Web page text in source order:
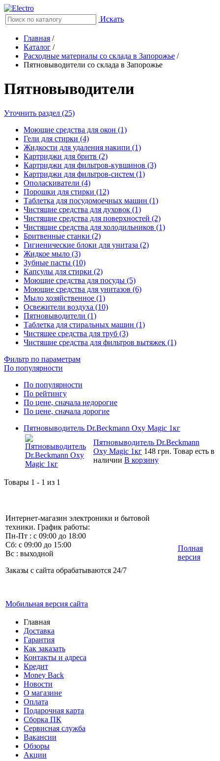
Искать
Главная /
Каталог /
Расходные материалы со склада в Запорожье /
Пятновыводители со склада в Запорожье
Пятновыводители
Уточнить раздел (25)
Моющие средства для окон (1)
Гели для стирки (4)
Жидкости для удаления накипи (1)
Картриджи для бритв (2)
Картриджи для фильтров-кувшинов (3)
Картриджи для фильтров-систем (1)
Ополаскиватели (4)
Порошки для стирки (12)
Таблетка для посудомоечных машин (1)
Чистящие средства для духовок (1)
Чистящие средства для поверхностей (2)
Чистящие средства для холодильников (1)
Бритвенные станки (2)
Гигиенические блоки для унитаза (2)
Жидкое мыло (3)
Зубные пасты (10)
Капсулы для стирки (2)
Моющие средства для посуды (5)
Моющие средства для унитазов (6)
Мыло хозяйственное (1)
Освежители воздуха (10)
Пятновыводители (1)
Таблетка для стиральных машин (1)
Чистящее средства для труб (3)
Чистящие средства для фильтров вытяжек (1)
Фильтр по параметрам
По популярности
По популярности
По рейтингу
По цене, сначала недорогие
По цене, сначала дорогие
Пятновыводитель Dr.Beckmann Oxy Magic 1кг
Пятновыводитель Dr.Beckmann
Oxy Magic 1кг 148 грн. Товар есть в
наличии В корзину
Товары 1 - 1 из 1
Интернет-магазин электроники и бытовой
техники. График работы:
Пн-Пт : с 09:00 до 18:00
Сб: с 09:00 до 15:00
Вс : выходной
Заказы с сайта обрабатываются 24/7
Мобильная версия сайта
Полная
версия
Главная
Доставка
Гарантия
Как заказать
Контакты и адреса
Кредит
Money Back
Новости
О магазине
Оплата
Подарочная карта
Сборка ПК
Сервисная служба
Вакансии
Обзоры
Акции